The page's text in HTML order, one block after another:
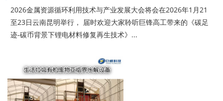
2026金属资源循环利用技术与产业发展大会将会在2026年1月21
至23日云南昆明举行， 届时欢迎大家聆听巨锋高工带来的《碳足
迹-碳币背景下锂电材料修复再生技术》...